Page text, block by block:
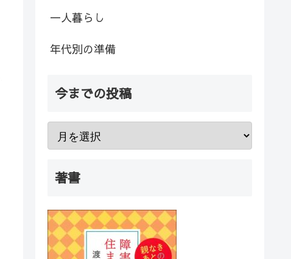
一人暮らし
年代別の準備
今までの投稿
著書